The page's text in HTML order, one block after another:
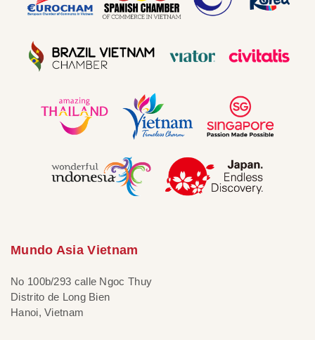
Mundo Asia Vietnam
No 100b/293 calle Ngoc Thuy
Distrito de Long Bien
Hanoi, Vietnam